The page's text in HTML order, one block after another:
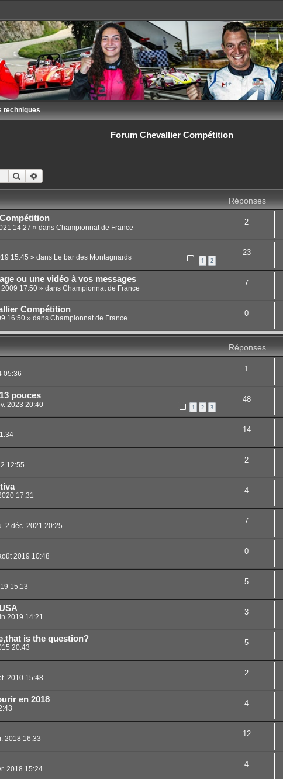
techniques
Forum Chevallier Compétition
Rechercher
Réponses
14:27 » dans Championnat de France
2
15:45 » dans Le bar des Montagnards 1 2
23
ou une vidéo à vos messages
17:50» dans Championnat de France
7
Compétition
16:50» dans Championnat de France
0
Réponses
05:36
1
pouces
2023 20:40 1 2 3
48
14
12:55
2
17:31
4
2 déc. 2021 20:25
7
2019 10:48
0
15:13
5
2019 14:21
3
is the question?
20:43
5
2010 15:48
2
en 2018 4
2018 16:33
12
2018 15:24
4